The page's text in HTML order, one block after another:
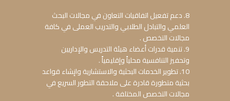
8. دعم تفعيل اتفاقيات التعاون في مجالات البحث
العلمي والتبادل الطلابي والتدریب العملى في كافة
مجالات التخصص .
9. تنمیة قدرات أعضاء هیئة التدریس والإداریین
وتحفيز التنافسیة محلیاً وإقليمياً .
10. تطویر الخدمات البحثیة والاستشاریة وانٕشاء قواعد
بحثیة متطورة قادرة على ملاحقة التطور السریع في
مجالات التخصص المختلفة .